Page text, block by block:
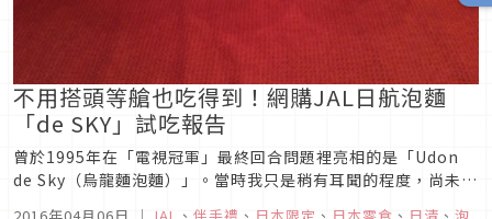
不用搭頭等艙也吃得到！網購JAL日航泡麵
「de SKY」試吃報告
曾於1995年在「電視冠軍」最終回合問題裡亮相的是「Udon
de Sky（烏龍麵泡麵）」。當時我只是稍有耳聞的程度，尚未親